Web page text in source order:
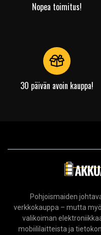
Nopea toimitus!
30 päivän avoin kauppa!
Pohjoismaiden
verkkokauppa – mutta
valikoiman
mobiililaitteista ja